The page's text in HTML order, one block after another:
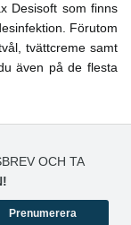
Desisoft som finns
Förutom
tvättcreme samt
även på de flesta
OCH TA
Prenumerera